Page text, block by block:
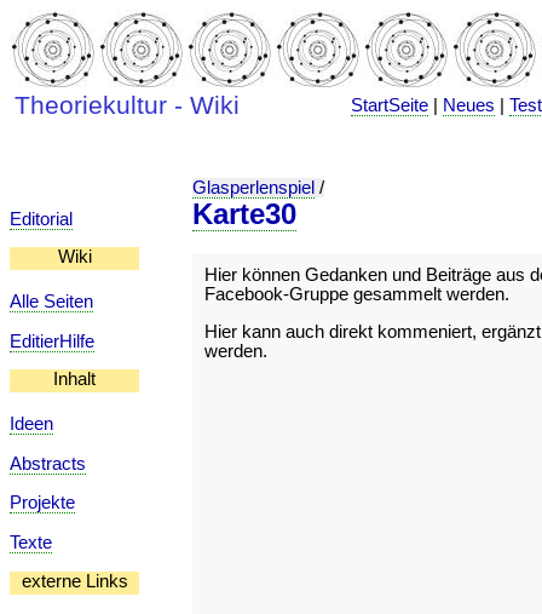
Theoriekultur - Wiki StartSeite Neues |
Editorial
Wiki
Alle Seiten
EditierHilfe
Inhalt
Ideen
Abstracts
Projekte
Texte
externe Links
Glasperlenspiel /
Karte30
Hier können Gedanken und Beiträge aus
Facebook-Gruppe gesammelt werden.
Hier kann auch direkt kommeniert,
werden.